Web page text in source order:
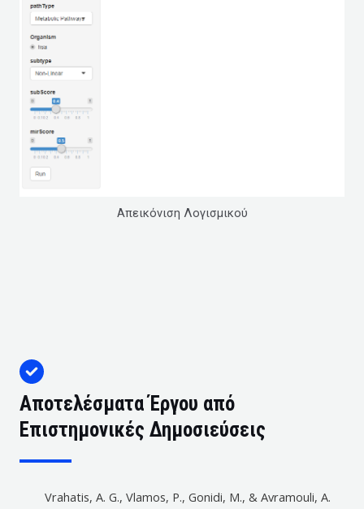
Απεικόνιση Λογισμικού
Αποτελέσματα Έργου από
Επιστημονικές Δημοσιεύσεις
Vrahatis, A. G., Vlamos, P., Gonidi, M., & Avramouli, A.